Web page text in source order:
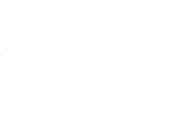
Sie in Teams in